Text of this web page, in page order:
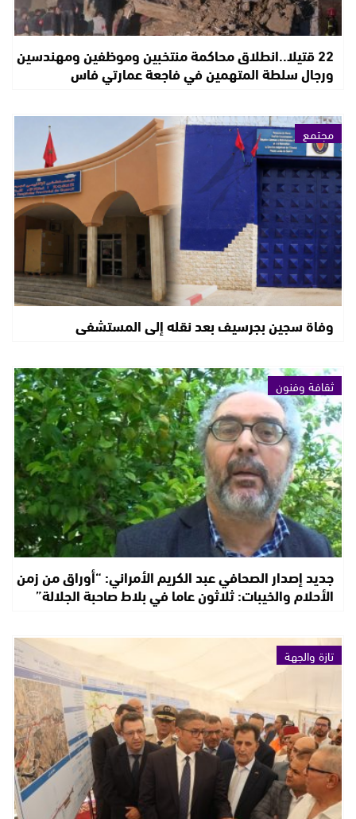
22 قتيلا..انطلاق محاكمة منتخبين وموظفين ومهندسين
ورجال سلطة المتهمين في فاجعة عمارتي فاس
مجتمع
وفاة سجين بجرسيف بعد نقله إلى المستشفى
ثقافة وفنون
جديد إصدار الصحافي عبد الكريم الأمراني: “أوراق من زمن
الأحلام والخيبات: ثلاثون عاما في بلاط صاحبة الجلالة”
تازة والجهة